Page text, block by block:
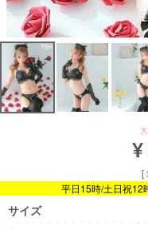
¥
[
平日15時/土日祝12
サイズ